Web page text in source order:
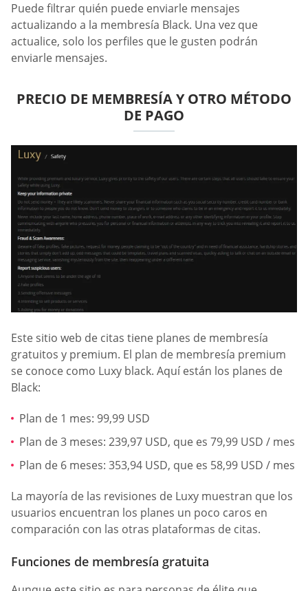
Puede filtrar quién puede enviarle mensajes
actualizando a la membresía Black. Una vez que
actualice, solo los perfiles que le gusten podrán
enviarle mensajes.
PRECIO DE MEMBRESÍA Y OTRO MÉTODO
DE PAGO
Este sitio web de citas tiene planes de membresía
gratuitos y premium. El plan de membresía premium
se conoce como Luxy black. Aquí están los planes de
Black:
Plan de 1 mes: 99,99 USD
Plan de 3 meses: 239,97 USD, que es 79,99 USD / mes
Plan de 6 meses: 353,94 USD, que es 58,99 USD / mes
La mayoría de las revisiones de Luxy muestran que los
usuarios encuentran los planes un poco caros en
comparación con las otras plataformas de citas.
Funciones de membresía gratuita